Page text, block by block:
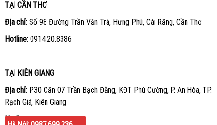
TẠI CẦN THƠ
Địa chỉ:Số 98 Đường Trần Văn Trà, Hưng Phú, Cái Răng, Cần Thơ
Hotline: 0914.20.8386
TẠI KIÊN GIANG
Địa chỉ:P30 Căn 07 Trần Bạch Đằng, KĐT Phú Cường, P. An Hòa, TP.
Rạch Giá, Kiên Giang
Hotline: 0914.20.8386